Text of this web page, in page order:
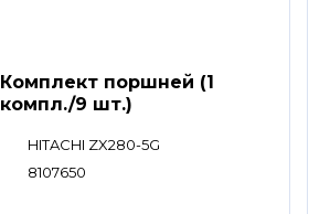
Комплект поршней (1
компл./9 шт.)
HITACHI ZX280-5G
8107650